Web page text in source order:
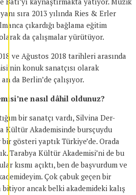
sıra 2013 yılında Ries & Erler
çıkardığı bağlama eğitim
da çalışmalar yürütüyor.
ve Ağustos 2018 tarihleri arasında
konuk sanatçısı olarak
da Berlin’de çalışıyor.
nasıl dâhil oldunuz?
bir sanatçı vardı, Silvina Der-
Kültür Akademisinde bursçuydu
gösteri yaptık Türkiye’de. Orada
Tarabya Kültür Akademisi’ni de bu
kısmı açıktı, ben de başvurdum ve
Çok çabuk geçen bir
bitiyor ancak belki akademideki kalış